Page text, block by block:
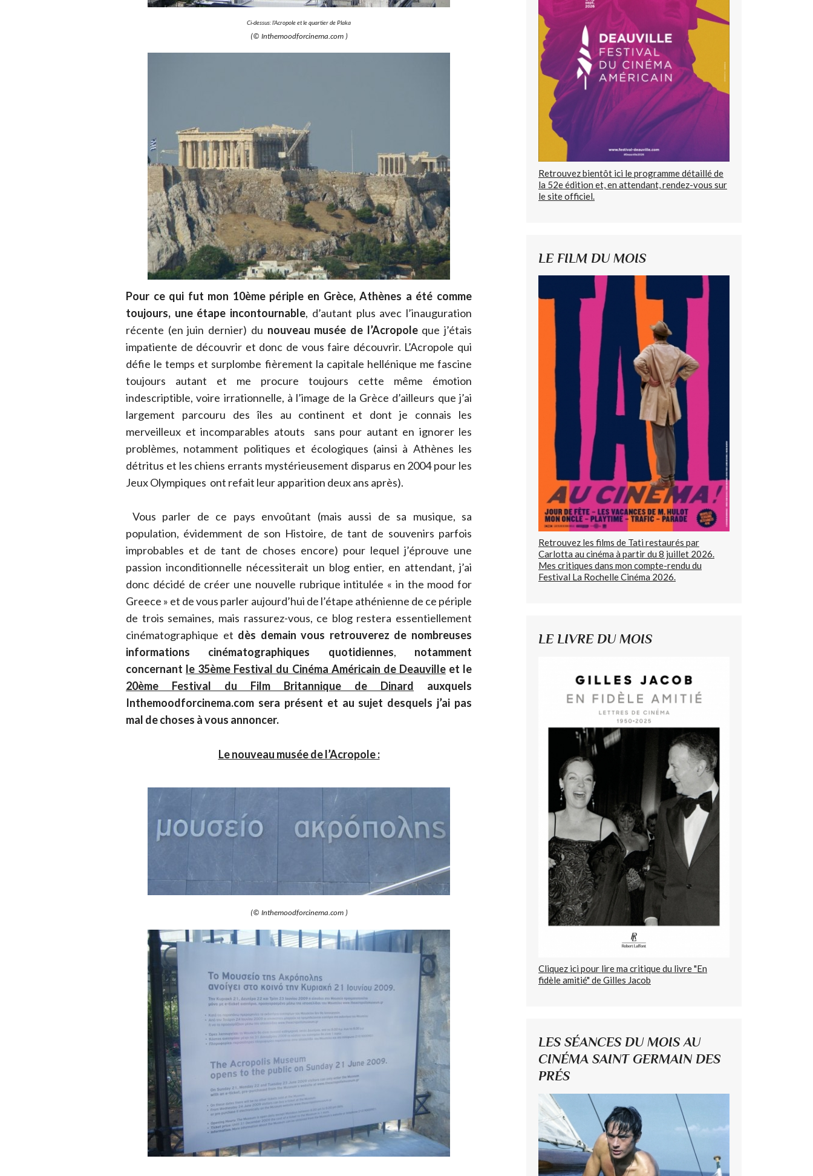
Ci-dessus: l'Acropole et le quartier de Plaka
(© Inthemoodforcinema.com )
Pour ce qui fut mon 10ème périple en Grèce, Athènes a été comme
toujours, une étape incontournable, d’autant plus avec l’inauguration
récente (en juin dernier) du nouveau musée de l’Acropoleque j’étais
impatiente de découvrir et donc de vous faire découvrir. L’Acropole qui
défie le temps et surplombe fièrement la capitale hellénique me fascine
toujours autant et me procure toujours cette même émotion
indescriptible, voire irrationnelle, à l’image de la Grèce d’ailleurs que j’ai
largement parcouru des îles au continent et dont je connais les
merveilleux et incomparables atouts sans pour autant en ignorer les
problèmes, notamment politiques et écologiques (ainsi à Athènes les
détritus et les chiens errants mystérieusement disparus en 2004 pour les
Jeux Olympiques ont refait leur apparition deux ans après).
Vous parler de ce pays envoûtant (mais aussi de sa musique, sa
population, évidemment de son Histoire, de tant de souvenirs parfois
improbables et de tant de choses encore) pour lequel j’éprouve une
passion inconditionnelle nécessiterait un blog entier, en attendant, j’ai
donc décidé de créer une nouvelle rubrique intitulée « in the mood for
Greece » et de vous parler aujourd’hui de l’étape athénienne de ce périple
de trois semaines, mais rassurez-vous, ce blog restera essentiellement
cinématographique et dès demain vous retrouverez de nombreuses
informations cinématographiques quotidiennes, notamment
concernant le 35ème Festival du Cinéma Américain de Deauville et le
20ème Festival du Film Britannique de Dinard
auxquels
Inthemoodforcinema.com sera présent et au sujet desquels j’ai pas
mal de choses à vous annoncer.
Le nouveau musée de l’Acropole :
(© Inthemoodforcinema.com )
Retrouvez bientôt ici le programme détaillé de
la 52e édition et, en attendant, rendez-vous sur
le site officiel.
LE FILM DU MOIS
Retrouvez les films de Tati restaurés par
Carlotta au cinéma à partir du 8 juillet 2026.
Mes critiques dans mon compte-rendu du
Festival La Rochelle Cinéma 2026.
LE LIVRE DU MOIS
Cliquez ici pour lire ma critique du livre "En
fidèle amitié" de Gilles Jacob
LES SÉANCES DU MOIS AU
CINÉMA SAINT GERMAIN DES
PRÉS